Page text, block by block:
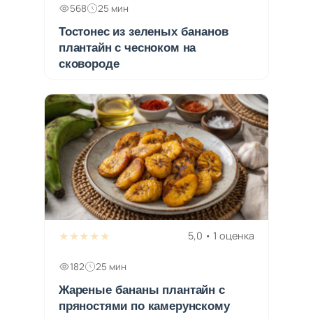
568 25 мин
Тостонес из зеленых бананов
плантайн с чесноком на
сковороде
★★★★★ 5,0 • 1 оценка
182 25 мин
Жареные бананы плантайн с
пряностями по камерунскому